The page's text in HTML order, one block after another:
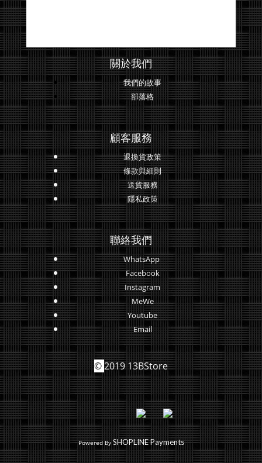
關於我們
我們的故事
部落格
顧客服務
退換貨政策
條款與細則
送貨服務
隱私政策
聯絡我們
WhatsApp
Facebook
Instagram
MeWe
Youtube
Email
©2019 13BStore
Powered By SHOPLINE Payments